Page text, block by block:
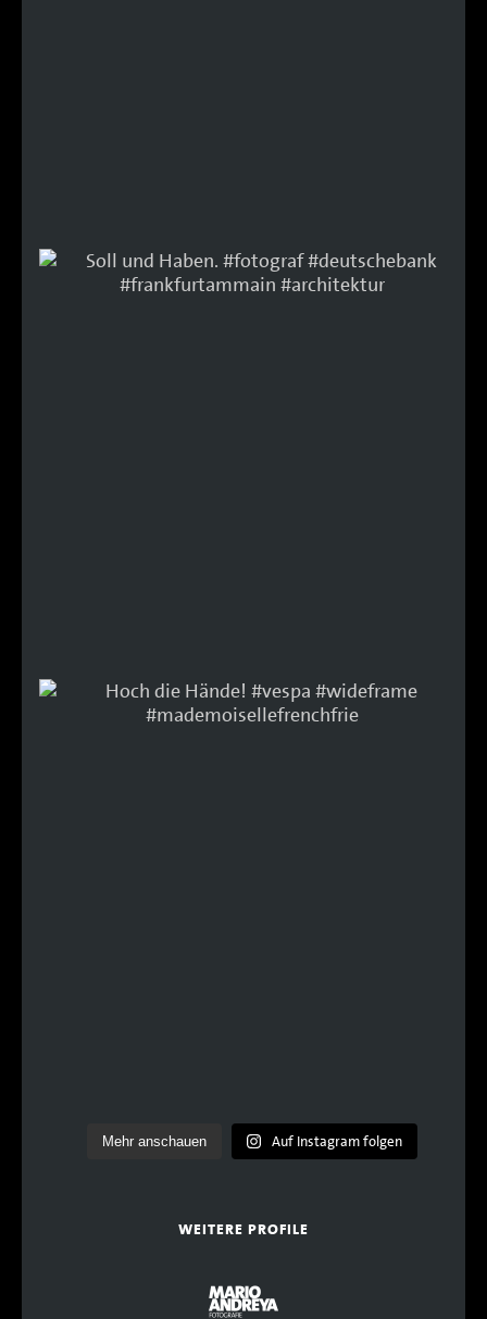
Mehr anschauen Auf Instagram folgen
WEITERE PROFILE